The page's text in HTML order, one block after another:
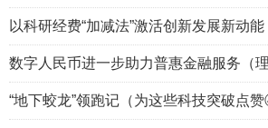
以科研经费“加减法”激活创新发展新动能
数字人民币进一步助力普惠金融服务（理
“地下蛟龙”领跑记（为这些科技突破点赞